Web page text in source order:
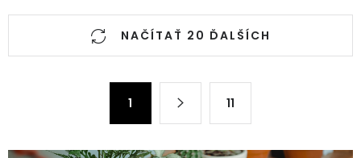
O
c
NAČÍTAŤ 20 ĎALŠÍCH
á
1 11